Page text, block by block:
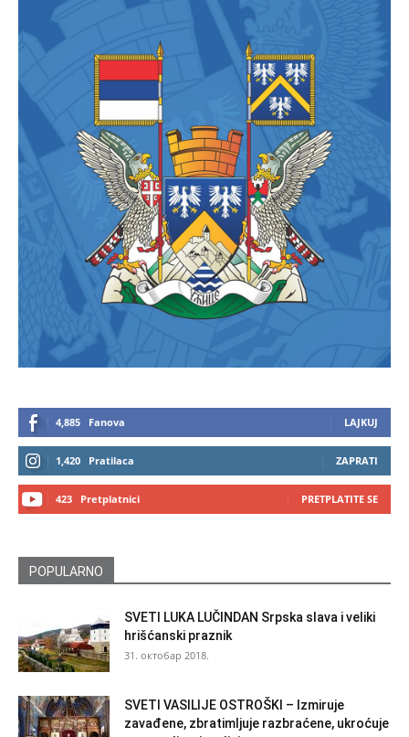
4,885 Fanova LAJKUJ
1,420 Pratilaca ZAPRATI
423 Pretplatnici PRETPLATITE SE
POPULARNO
SVETI LUKA LUČINDAN Srpska slava i veliki
hrišćanski praznik
31. октобар 2018.
SVETI VASILIJE OSTROŠKI – Izmiruje
zavađene, zbratimljuje razbraćene, ukroćuje